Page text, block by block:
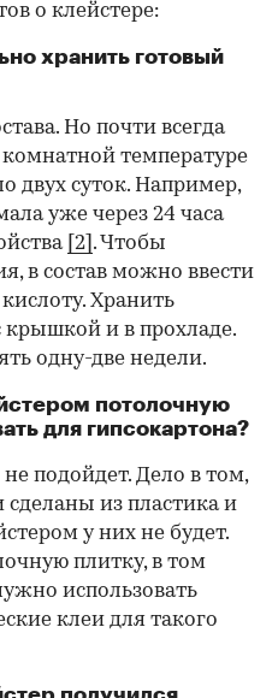
о клейстере:
хранить готовый
Но почти всегда
температуре
двух суток. Например,
уже через 24 часа
[2] . Чтобы
в состав можно ввести
Хранить
крышкой и в прохладе.
одну-две недели.
потолочную
для гипсокартона?
подойдет. Дело в том,
из пластика и
у них не будет.
плитку, в том
использовать
клеи для такого